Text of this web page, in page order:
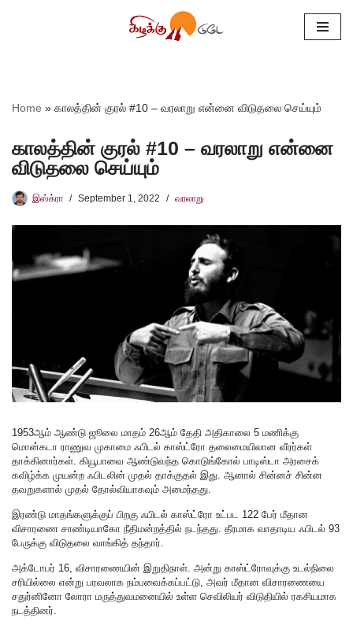
Home » காலத்தின் குரல் #10 – வரலாறு என்னை விடுதலை செய்யும்
காலத்தின் குரல் #10 – வரலாறு என்னை
விடுதலை செய்யும்
இஸ்க்ரா September 1, 2022 வரலாறு
1953ஆம் ஆண்டு ஜூலை மாதம் 26ஆம் தேதி அதிகாலை 5 மணிக்கு
மொன்கடா ராணுவ முகாமை ஃபிடல் காஸ்ட்ரோ தலைமையிலான வீரர்கள்
தாக்கினார்கள். கியூபாவை ஆண்டுவந்த கொடுங்கோல் பாடிஸ்டா அரசைக்
கவிழ்க்க முயன்ற ஃபிடலின் முதல் தாக்குதல் இது. ஆனால் சின்னச் சின்ன
தவறுகளால் முதல் தோல்வியாகவும் அமைந்தது.
இரண்டு மாதங்களுக்குப் பிறகு ஃபிடல் காஸ்ட்ரோ உட்பட 122 பேர் மீதான
விசாரணை சாண்டியாகோ நீதிமன்றத்தில் நடந்தது. தீரமாக வாதாடிய ஃபிடல் 93
பேருக்கு விடுதலை வாங்கித் தந்தார்.
அக்டோபர் 16, விசாரணையின் இறுதிநாள். அன்று காஸ்ட்ரோவுக்கு உடல்நிலை
சரியில்லை என்று பரவலாக நம்பவைக்கப்பட்டு, அவர் மீதான விசாரணையை
சதுர்னினோ லோரா மருத்துவமனையில் உள்ள செவிலியர் விடுதியில் ரகசியமாக
நடத்தினர்.